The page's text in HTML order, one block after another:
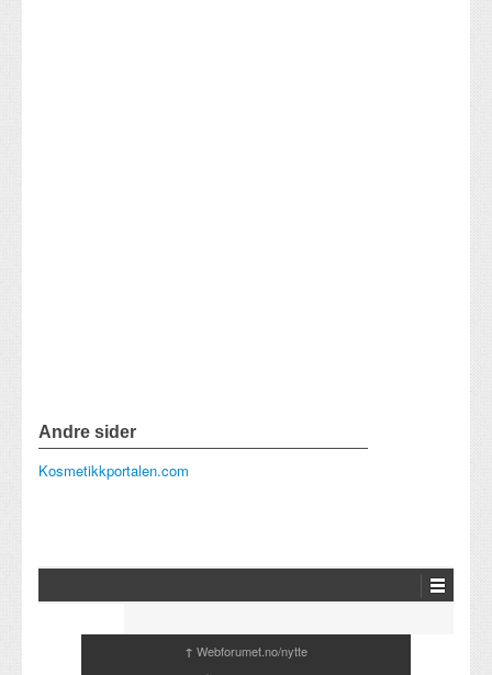
Andre sider
Kosmetikkportalen.com
↑ Webforumet.no/nytte